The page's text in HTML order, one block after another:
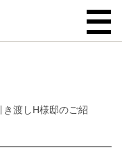
き渡しH様邸のご紹